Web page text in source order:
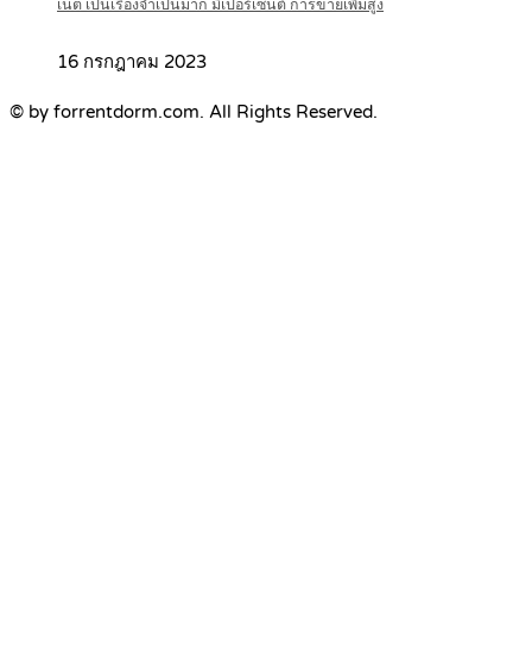
เน็ต เป็นเรื่องจำเป็นมาก มีเปอร์เซ็นต์ การขายเพิ่มสูง
16 กรกฎาคม 2023
© by forrentdorm.com. All Rights Reserved.